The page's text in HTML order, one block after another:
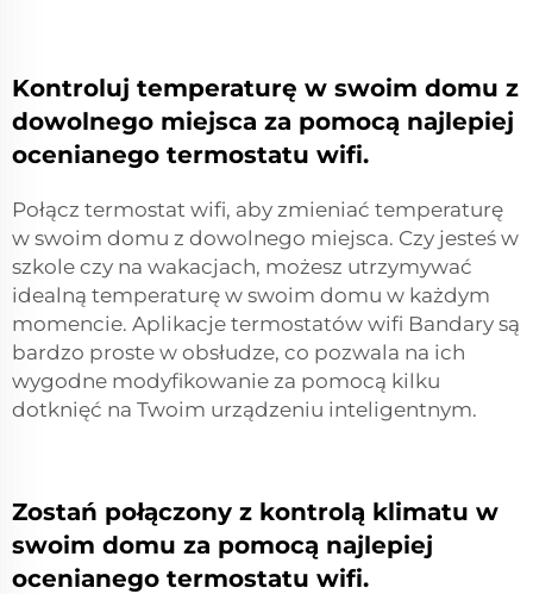
Kontroluj temperaturę w swoim domu z
dowolnego miejsca za pomocą najlepiej
ocenianego termostatu wifi.
Połącz termostat wifi, aby zmieniać temperaturę
w swoim domu z dowolnego miejsca. Czy jesteś w
szkole czy na wakacjach, możesz utrzymywać
idealną temperaturę w swoim domu w każdym
momencie. Aplikacje termostatów wifi Bandary są
bardzo proste w obsłudze, co pozwala na ich
wygodne modyfikowanie za pomocą kilku
dotknięć na Twoim urządzeniu inteligentnym.
Zostań połączony z kontrolą klimatu w
swoim domu za pomocą najlepiej
ocenianego termostatu wifi.